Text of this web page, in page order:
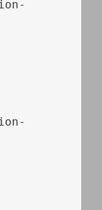
-
-